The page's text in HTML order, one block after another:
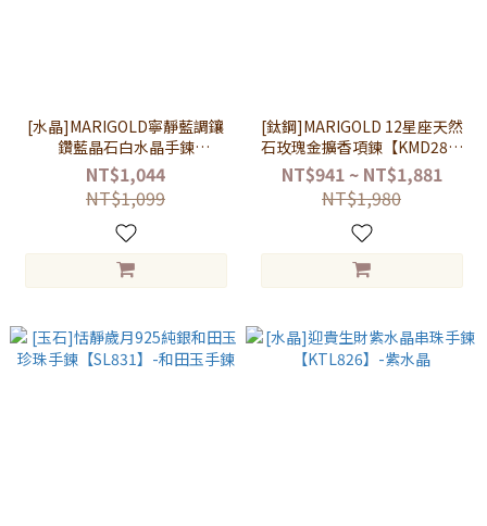
[水晶]MARIGOLD寧靜藍調鑲
鑽藍晶石白水晶手鍊
【KMD547】-藍晶石+白水晶
NT$1,044
NT$1,099
[鈦鋼]MARIGOLD 12星座天然
石玫瑰金擴香項鍊【KMD281-
2】
NT$941 ~ NT$1,881
NT$1,980